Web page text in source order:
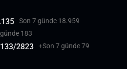
Son 7 günde 18.959
183
/2823 +Son 7 günde 79